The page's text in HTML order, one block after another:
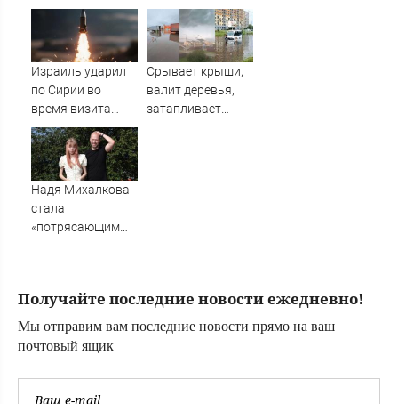
детсаду
рязанских свадеб
08.08.2026
Израиль ударил
по Сирии во
время визита
главы МИД
Турции
Срывает крыши,
валит деревья,
затапливает
Надя Михалкова
стала
«потрясающим
Грозном в начале
Получайте последние новости ежедневно!
Мы отправим вам последние новости прямо на ваш
почтовый ящик